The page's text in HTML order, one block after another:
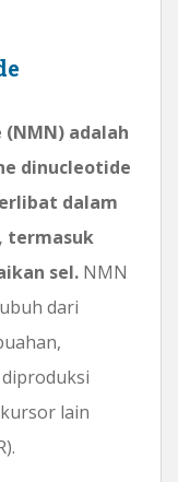
adalah
dinucleotide
dalam
termasuk
sel. NMN
dari
lain